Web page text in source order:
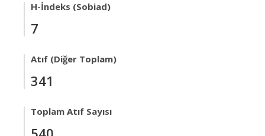
H-İndeks (Sobiad)
7
Atıf (Diğer Toplam)
341
Toplam Atıf Sayısı